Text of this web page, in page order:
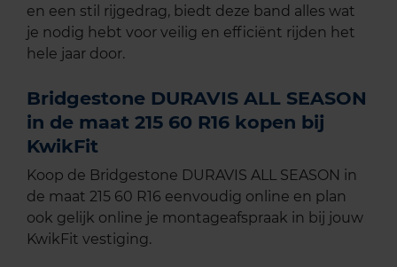
en een stil rijgedrag, biedt deze band alles wat
je nodig hebt voor veilig en efficiënt rijden het
hele jaar door.
Bridgestone DURAVIS ALL SEASON
in de maat 215 60 R16 kopen bij
KwikFit
Koop de Bridgestone DURAVIS ALL SEASON in
de maat 215 60 R16 eenvoudig online en plan
ook gelijk online je montageafspraak in bij jouw
KwikFit vestiging.